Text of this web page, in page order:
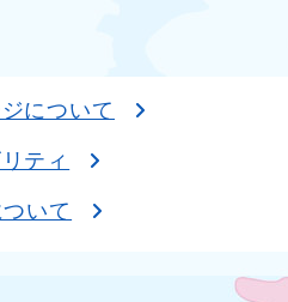
について
ティ
いて